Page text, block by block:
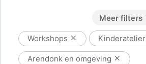
Meer filters
Workshops Kinderatelier
Arendonk en omgeving